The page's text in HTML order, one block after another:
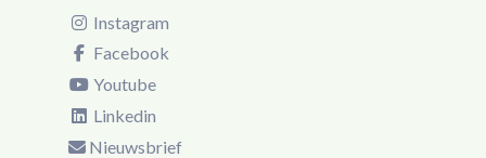
Instagram
Facebook
Youtube
Linkedin
Nieuwsbrief